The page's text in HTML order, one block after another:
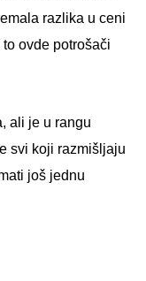
razlika u ceni
ovde potrošači
ali je u rangu
svi koji razmišljaju
još jednu